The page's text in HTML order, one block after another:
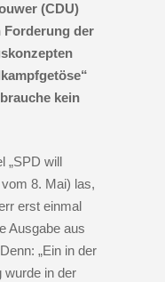
(CDU)
Forderung der
kein
„SPD will
8. Mai) las,
erst einmal
Ausgabe aus
„Ein in der
wurde in der